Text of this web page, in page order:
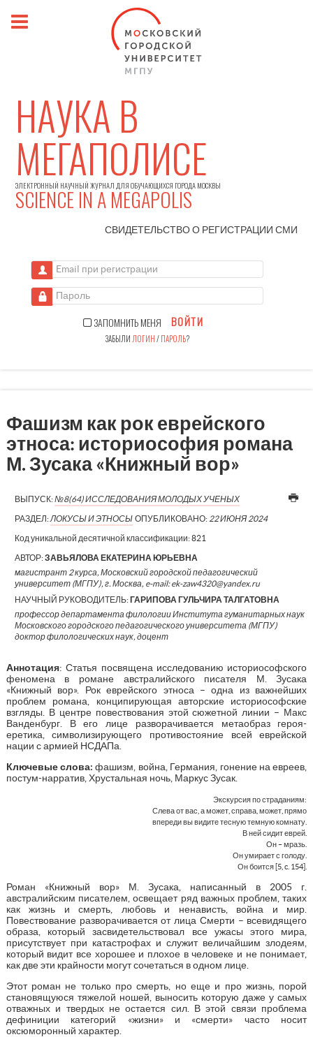
НАУКА В
МЕГАПОЛИСЕ
ЭЛЕКТРОННЫЙ НАУЧНЫЙ ЖУРНАЛ ДЛЯ ОБУЧАЮЩИХСЯ ГОРОДА МОСКВЫ
SCIENCE IN A MEGAPOLIS
СВИДЕТЕЛЬСТВО О РЕГИСТРАЦИИСМИ
Email при регистрации
Пароль
ЗАПОМНИТЬ МЕНЯ ВОЙТИ
ЗАБЫЛИ ЛОГИН/ПАРОЛЬ?
Фашизм как рок еврейского
этноса: историософия романа
М. Зусака «Книжный вор»
ВЫПУСК:№8(64) ИССЛЕДОВАНИЯ МОЛОДЫХ УЧЕНЫХ
РАЗДЕЛ:ЛОКУСЫ И ЭТНОСЫ ОПУБЛИКОВАНО: 22 ИЮНЯ 2024
Код уникальной десятичной классификации:821
АВТОР:ЗАВЬЯЛОВА ЕКАТЕРИНА ЮРЬЕВНА
магистрант 2 курса, Московский городской педагогический
университет (МГПУ), г. Москва, e-mail: ek-zaw4320@yandex.ru
НАУЧНЫЙ РУКОВОДИТЕЛЬ:ГАРИПОВА ГУЛЬЧИРА ТАЛГАТОВНА
профессор департамента филологии Института гуманитарных наук
Московского городского педагогического университета (МГПУ)
доктор филологических наук, доцент
Аннотация: Статья посвящена исследованию историософского
феномена в романе австралийского писателя М. Зусака
«Книжный вор». Рок еврейского этноса – одна из важнейших
проблем романа, конципирующая авторские историософские
взгляды. В центре повествования этой сюжетной линии – Макс
Ванденбург. В его лице разворачивается метаобраз героя-
еретика, символизирующего противостояние всей еврейской
нации с армией НСДАПа.
Ключевые слова:фашизм, война, Германия, гонение на евреев,
постум-нарратив, Хрустальная ночь, Маркус Зусак.
Экскурсия по страданиям:
Слева от вас, а может, справа, может, прямо
впереди вы видите тесную темную комнату.
В ней сидит еврей.
Он – мразь.
Он умирает с голоду.
Он боится [5, c. 154].
Роман «Книжный вор» М. Зусака, написанный в 2005 г.
австралийским писателем, освещает ряд важных проблем, таких
как жизнь и смерть, любовь и ненависть, война и мир.
Повествование разворачивается от лица Смерти – всевидящего
образа, который засвидетельствовал все ужасы этого мира,
присутствует при катастрофах и служит величайшим злодеям,
который видит все хорошее и плохое в человеке и не понимает,
как две эти крайности могут сочетаться в одном лице.
Этот роман не только про смерть, но еще и про жизнь, порой
становящуюся тяжелой ношей, выносить которую даже у самых
отважных и твердых не остается сил. В этой связи проблема
дефиниции категорий «жизни» и «смерти» часто носит
оксюморонный характер.